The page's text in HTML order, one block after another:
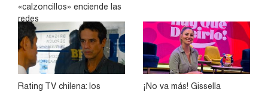
«calzoncillos» enciende las
redes
Rating TV chilena: los
¡No va más! Gissella